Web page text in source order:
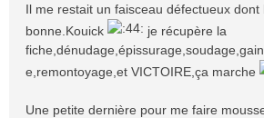
Il me restait un faisceau défectueux dont
bonne.Kouick
je récupère la
e,remontoyage,et VICTOIRE,ça marche
Une petite dernière pour me faire